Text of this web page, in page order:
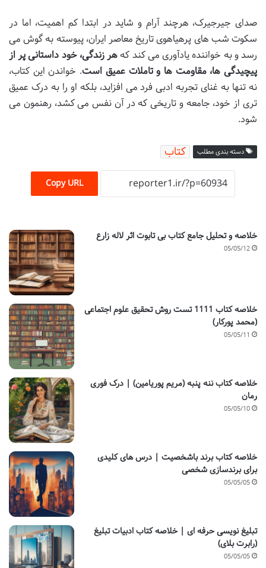
صدای جیرجیرک، هرچند آرام و شاید در ابتدا کم اهمیت، اما در
سکوت شب های پرهیاهوی تاریخ معاصر ایران، پیوسته به گوش می
رسد و به خواننده یادآوری می کند کههر زندگی، خود داستانی پر از
پیچیدگی ها، مقاومت ها و تاملات عمیق است. خواندن این کتاب،
نه تنها به غنای تجربه ادبی فرد می افزاید، بلکه او را به درک عمیق
تری از خود، جامعه و تاریخی که در آن نفس می کشد، رهنمون می
شود.
دسته بندی مطلب کتاب
Copy URL
خلاصه و تحلیل جامع کتاب بی تابوت اثر لاله زارع
05/05/12
خلاصه کتاب 1111 تست روش تحقیق علوم اجتماعی
(محمد پورکار)
05/05/11
خلاصه کتاب ننه پنبه (مریم پوریامین) | درک فوری
رمان
05/05/10
خلاصه کتاب برند باشخصیت | درس های کلیدی
برای برندسازی شخصی
05/05/05
تبلیغ نویسی حرفه ای | خلاصه کتاب ادبیات تبلیغ
(رابرت بلای)
05/05/05